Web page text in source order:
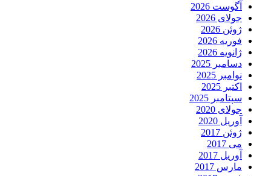
آگوست 2026
جولای 2026
ژوئن 2026
فوریه 2026
ژانویه 2026
دسامبر 2025
نوامبر 2025
اکتبر 2025
سپتامبر 2025
جولای 2020
آوریل 2020
ژوئن 2017
می 2017
آوریل 2017
مارس 2017